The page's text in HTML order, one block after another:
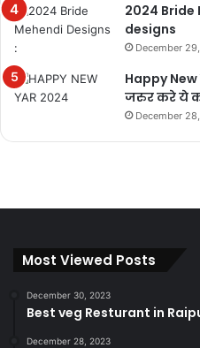
2024 Bride
designs
December
Happy
जरुर करे ये
December
Most Viewed Posts
December 30, 2023
Best veg Resturant in
December 28, 2023